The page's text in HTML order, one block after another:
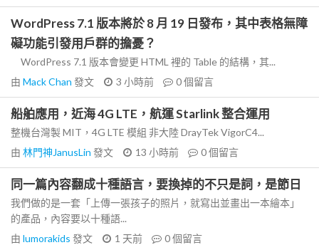
WordPress 7.1 版本將於 8 月 19 日發布，其中表格無障
礙功能引發用戶群的擔憂？
WordPress 7.1 版本會變更 HTML 裡的 Table 的結構，其...
由 Mack Chan 發文 3 小時前 0個留言
船舶應用，近海 4G LTE，航運 Starlink 整合運用
整機台灣製 MIT，4G LTE 模組 非大陸 DrayTek VigorC4...
由 林門神JanusLin 發文 13 小時前 0個留言
同一篇內容翻成十種語言，要換掉的不只是詞，是節日
我們做的是一套「上傳一張孩子的照片，就寫出並畫出一本繪本」
的產品，內容要以十種語...
由 lumorakids 發文 1 天前 0個留言